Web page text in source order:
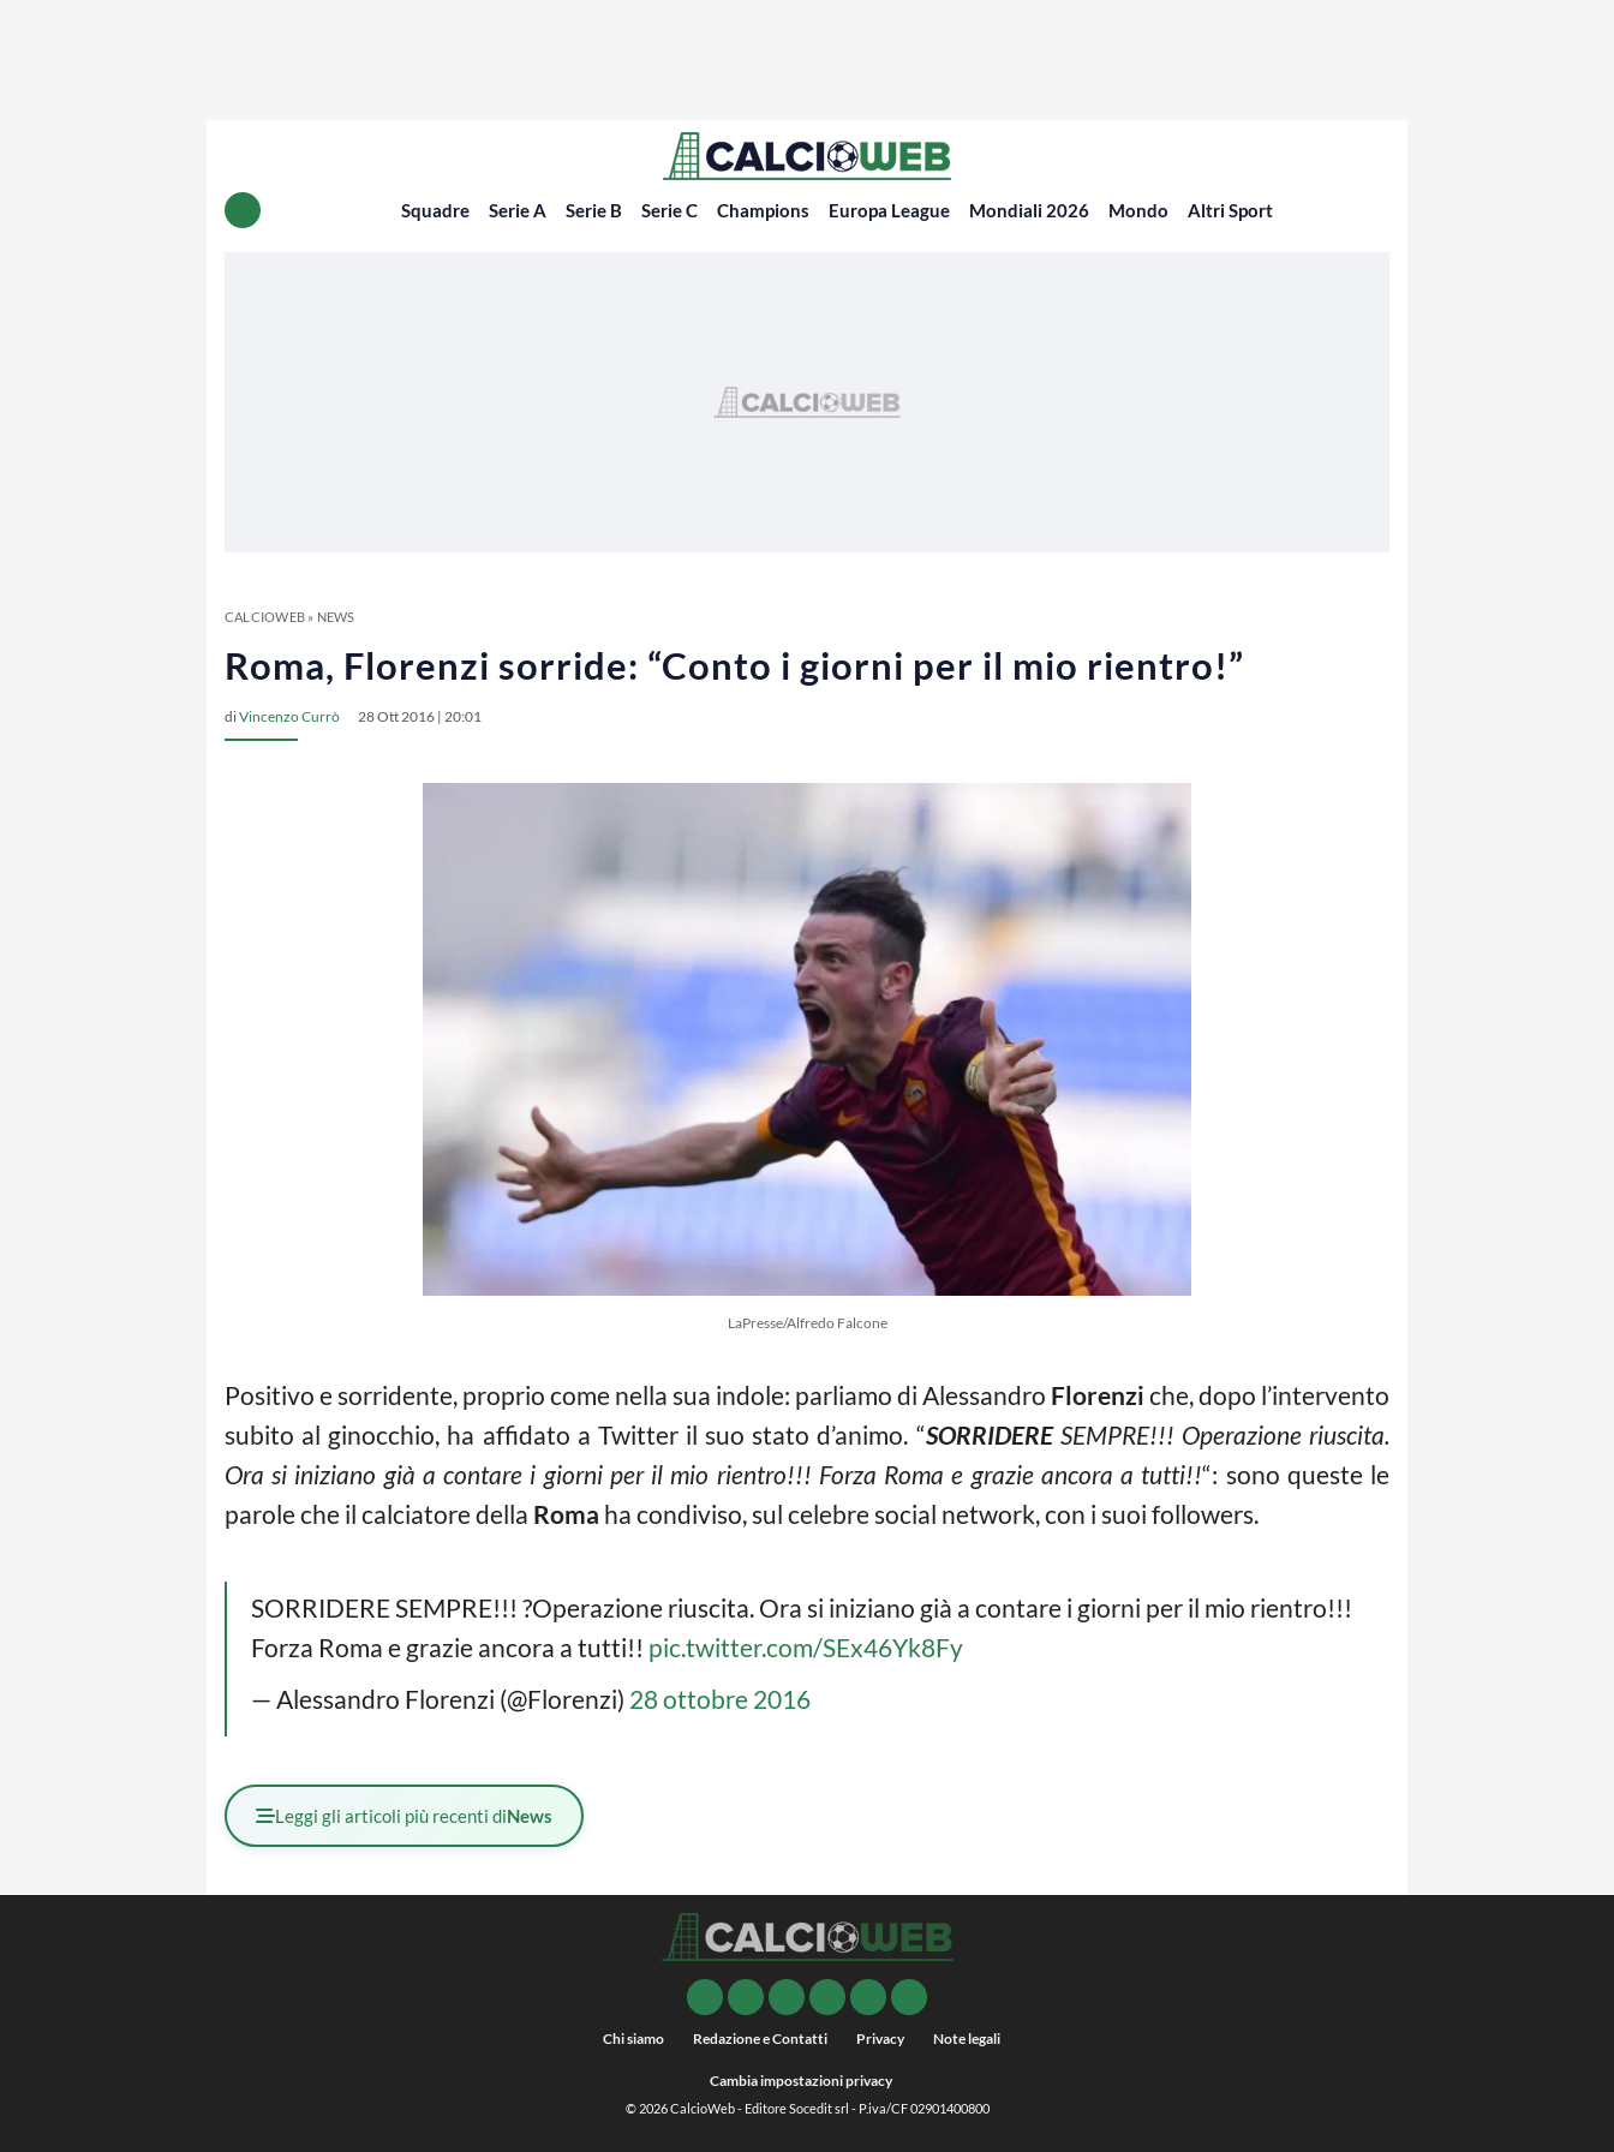
Squadre Serie A Serie B Serie C Champions Europa League Mondiali 2026 Mondo Altri Sport
CALCIOWEB» NEWS
Roma, Florenzi sorride: “Conto i giorni per il mio rientro!”
diVincenzo Currò 28 Ott 2016 | 20:01
LaPresse/Alfredo Falcone
Positivo e sorridente, proprio come nella sua indole: parliamo di Alessandro Florenzi che, dopo l’intervento
subito al ginocchio, ha affidato a Twitter il suo stato d’animo. “SORRIDERESEMPRE!!! Operazione riuscita.
Ora si iniziano già a contare i giorni per il mio rientro!!! Forza Roma e grazie ancora a tutti!!“: sono queste le
parole che il calciatore della Roma ha condiviso, sul celebre social network, con i suoi followers.
SORRIDERE SEMPRE!!! ?Operazione riuscita. Ora si iniziano già a contare i giorni per il mio rientro!!!
Forza Roma e grazie ancora a tutti!! pic.twitter.com/SEx46Yk8Fy
— Alessandro Florenzi (@Florenzi) 28 ottobre 2016
Leggi gli articoli più recenti diNews
Chi siamo Redazione e Contatti Privacy Note legali
Cambia impostazioni privacy
© 2026CalcioWeb- Editore Socedit srl - P.iva/CF 02901400800